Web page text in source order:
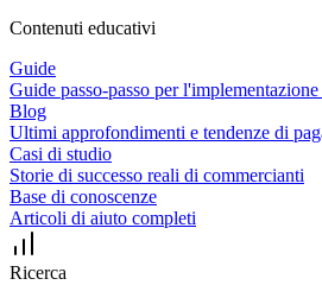
Contenuti educativi
Guide
Guide passo-passo per
Blog
Ultimi approfondimenti e tendenze di
Casi di studio
Storie di successo reali di commercianti
Base di conoscenze
Articoli di aiuto completi
Ricerca